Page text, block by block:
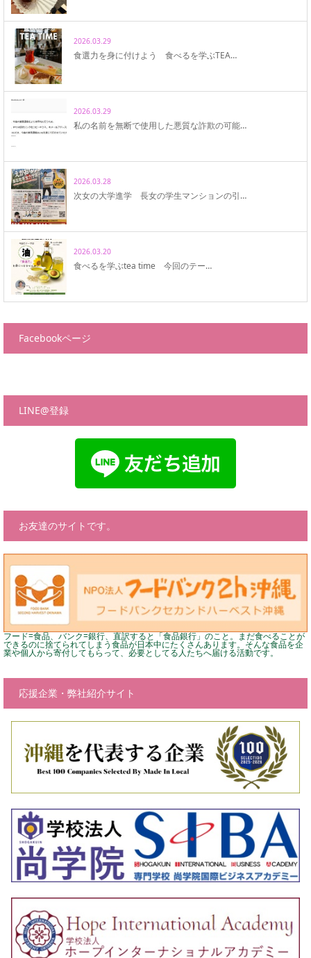
2026.03.29
食選力を身に付けよう 食べるを学ぶTEA…
2026.03.29
私の名前を無断で使用した悪質な詐欺の可能…
2026.03.28
次女の大学進学 長女の学生マンションの引…
2026.03.20
食べるを学ぶtea time 今回のテー…
Facebookページ
LINE@登録
お友達のサイトです。
フード=食品、バンク=銀行、直訳すると「食品銀行」のこと。まだ食べることが
できるのに捨てられてしまう食品が日本中にたくさんあります。そんな食品を企
業や個人から寄付してもらって、必要としてる人たちへ届ける活動です。
応援企業・弊社紹介サイト